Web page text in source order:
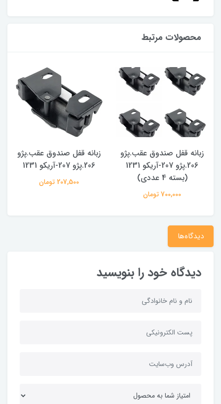
محصولات مرتبط
زبانه قفل صندوق عقب.پژو
206.پژو 207-آریکو 1231
(بسته 4 عددی)
700,000 تومان
زبانه قفل صندوق عقب.پژو
206.پژو 207-آریکو 1231
207,500 تومان
دیدگاه‌ها
دیدگاه خود را بنویسید